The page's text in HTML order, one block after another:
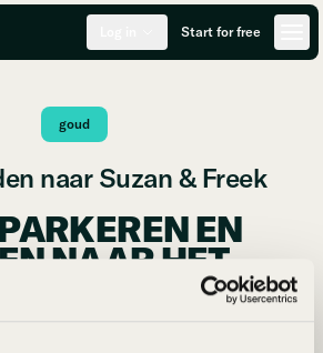
Start for free
goud
naar Suzan & Freek
EN
NAAR HET